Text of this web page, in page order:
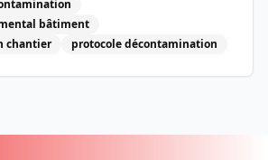
bâtiment
chantier
protocole décontamination